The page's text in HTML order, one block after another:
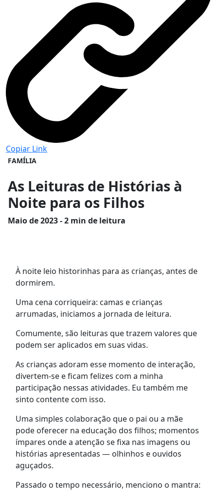
Copiar Link
FAMÍLIA
As Leituras de Histórias à
Noite para os Filhos
Maiode 2023 - 2 min de leitura
À noite leio historinhas para as crianças, antes de
dormirem.
Uma cena corriqueira: camas e crianças
arrumadas, iniciamos a jornada de leitura.
Comumente, são leituras que trazem valores que
podem ser aplicados em suas vidas.
As crianças adoram esse momento de interação,
divertem-se e ficam felizes com a minha
participação nessas atividades. Eu também me
sinto contente com isso.
Uma simples colaboração que o pai ou a mãe
pode oferecer na educação dos filhos; momentos
ímpares onde a atenção se fixa nas imagens ou
histórias apresentadas — olhinhos e ouvidos
aguçados.
Passado o tempo necessário, menciono o mantra: